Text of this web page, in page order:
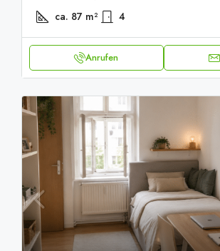
ca. 87 m² 4
Anrufen